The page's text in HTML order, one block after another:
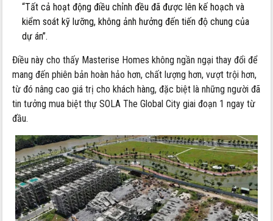
“Tất cả hoạt động điều chỉnh đều đã được lên kế hoạch và
kiểm soát kỹ lưỡng, không ảnh hưởng đến tiến độ chung của
dự án”.
Điều này cho thấy Masterise Homes không ngần ngại thay đổi để
mang đến phiên bản hoàn hảo hơn, chất lượng hơn, vượt trội hơn,
từ đó nâng cao giá trị cho khách hàng, đặc biệt là những người đã
tin tưởng mua biệt thự SOLA The Global City giai đoạn 1 ngay từ
đầu.